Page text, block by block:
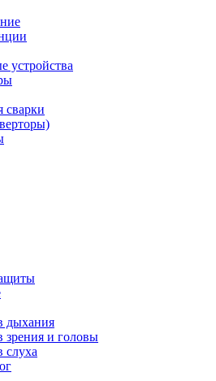
устройства
сварки
дыхания
зрения и головы
слуха